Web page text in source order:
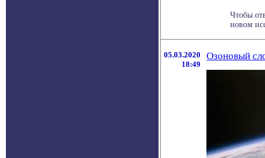
Чтобы
новом
05.03.2020
18:49
Озоновый